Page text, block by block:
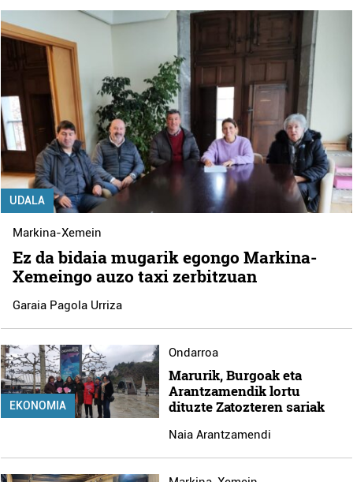
UDALA
Markina-Xemein
Ez da bidaia mugarik egongo Markina-
Xemeingo auzo taxi zerbitzuan
Garaia Pagola Urriza
EKONOMIA
Ondarroa
Marurik, Burgoak eta
Arantzamendik lortu
dituzte Zatozteren sariak
Naia Arantzamendi